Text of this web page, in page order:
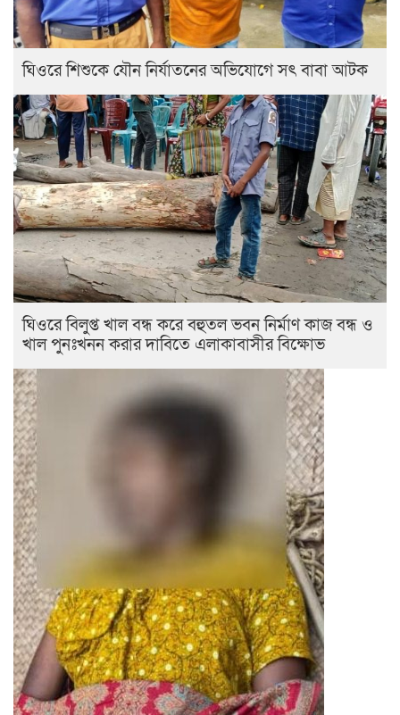
ঘিওরে শিশুকে যৌন নির্যাতনের অভিযোগে সৎ বাবা আটক
ঘিওরে বিলুপ্ত খাল বন্ধ করে বহুতল ভবন নির্মাণ কাজ বন্ধ ও
খাল পুনঃখনন করার দাবিতে এলাকাবাসীর বিক্ষোভ